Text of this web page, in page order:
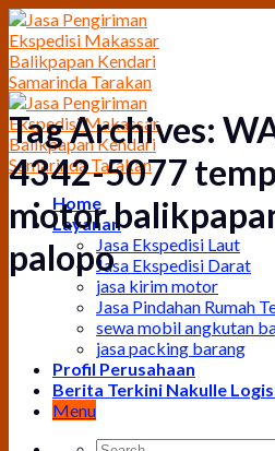
Skip
to
content
Home
Layanan
Jasa Ekspedisi Laut
Jasa Ekspedisi Darat
jasa kirim motor
Jasa Pindahan Rumah
sewa mobil angkutan
jasa packing barang
Profil Perusahaan
Berita Terkini Nakulle
Menu
Tag Archives:
4342-5077
motor
palopo